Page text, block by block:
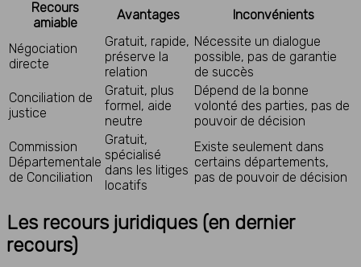
Recours
amiable
Avantages Inconvénients
Négociation
directe
Gratuit, rapide,
préserve la
relation
Nécessite un dialogue
possible, pas de garantie
de succès
Conciliation de
justice
Gratuit, plus
formel, aide
neutre
Dépend de la bonne
volonté des parties, pas de
pouvoir de décision
Commission
Départementale
de Conciliation
Gratuit,
spécialisé
dans les litiges
locatifs
Existe seulement dans
certains départements,
pas de pouvoir de décision
Les recours juridiques (en dernier
recours)